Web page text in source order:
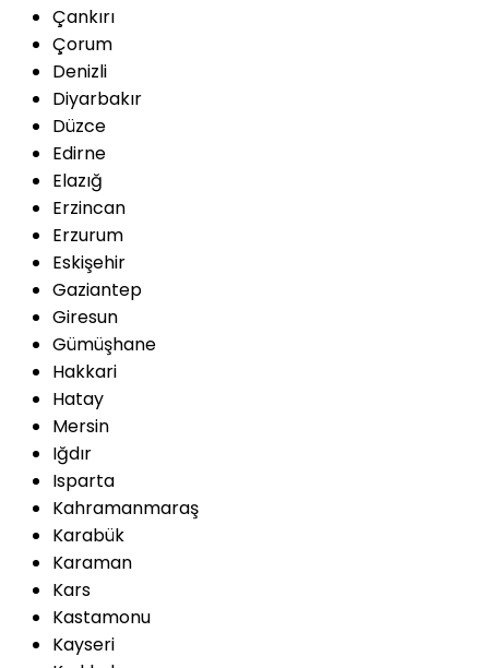
Çankırı
Çorum
Denizli
Diyarbakır
Düzce
Edirne
Elazığ
Erzincan
Erzurum
Eskişehir
Gaziantep
Giresun
Gümüşhane
Hakkari
Hatay
Mersin
Iğdır
Isparta
Kahramanmaraş
Karabük
Karaman
Kars
Kastamonu
Kayseri